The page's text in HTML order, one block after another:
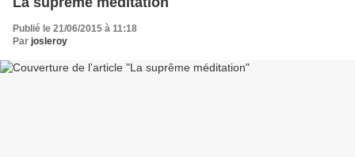
Publié le 21/06/2015 à 11:18
Par josleroy